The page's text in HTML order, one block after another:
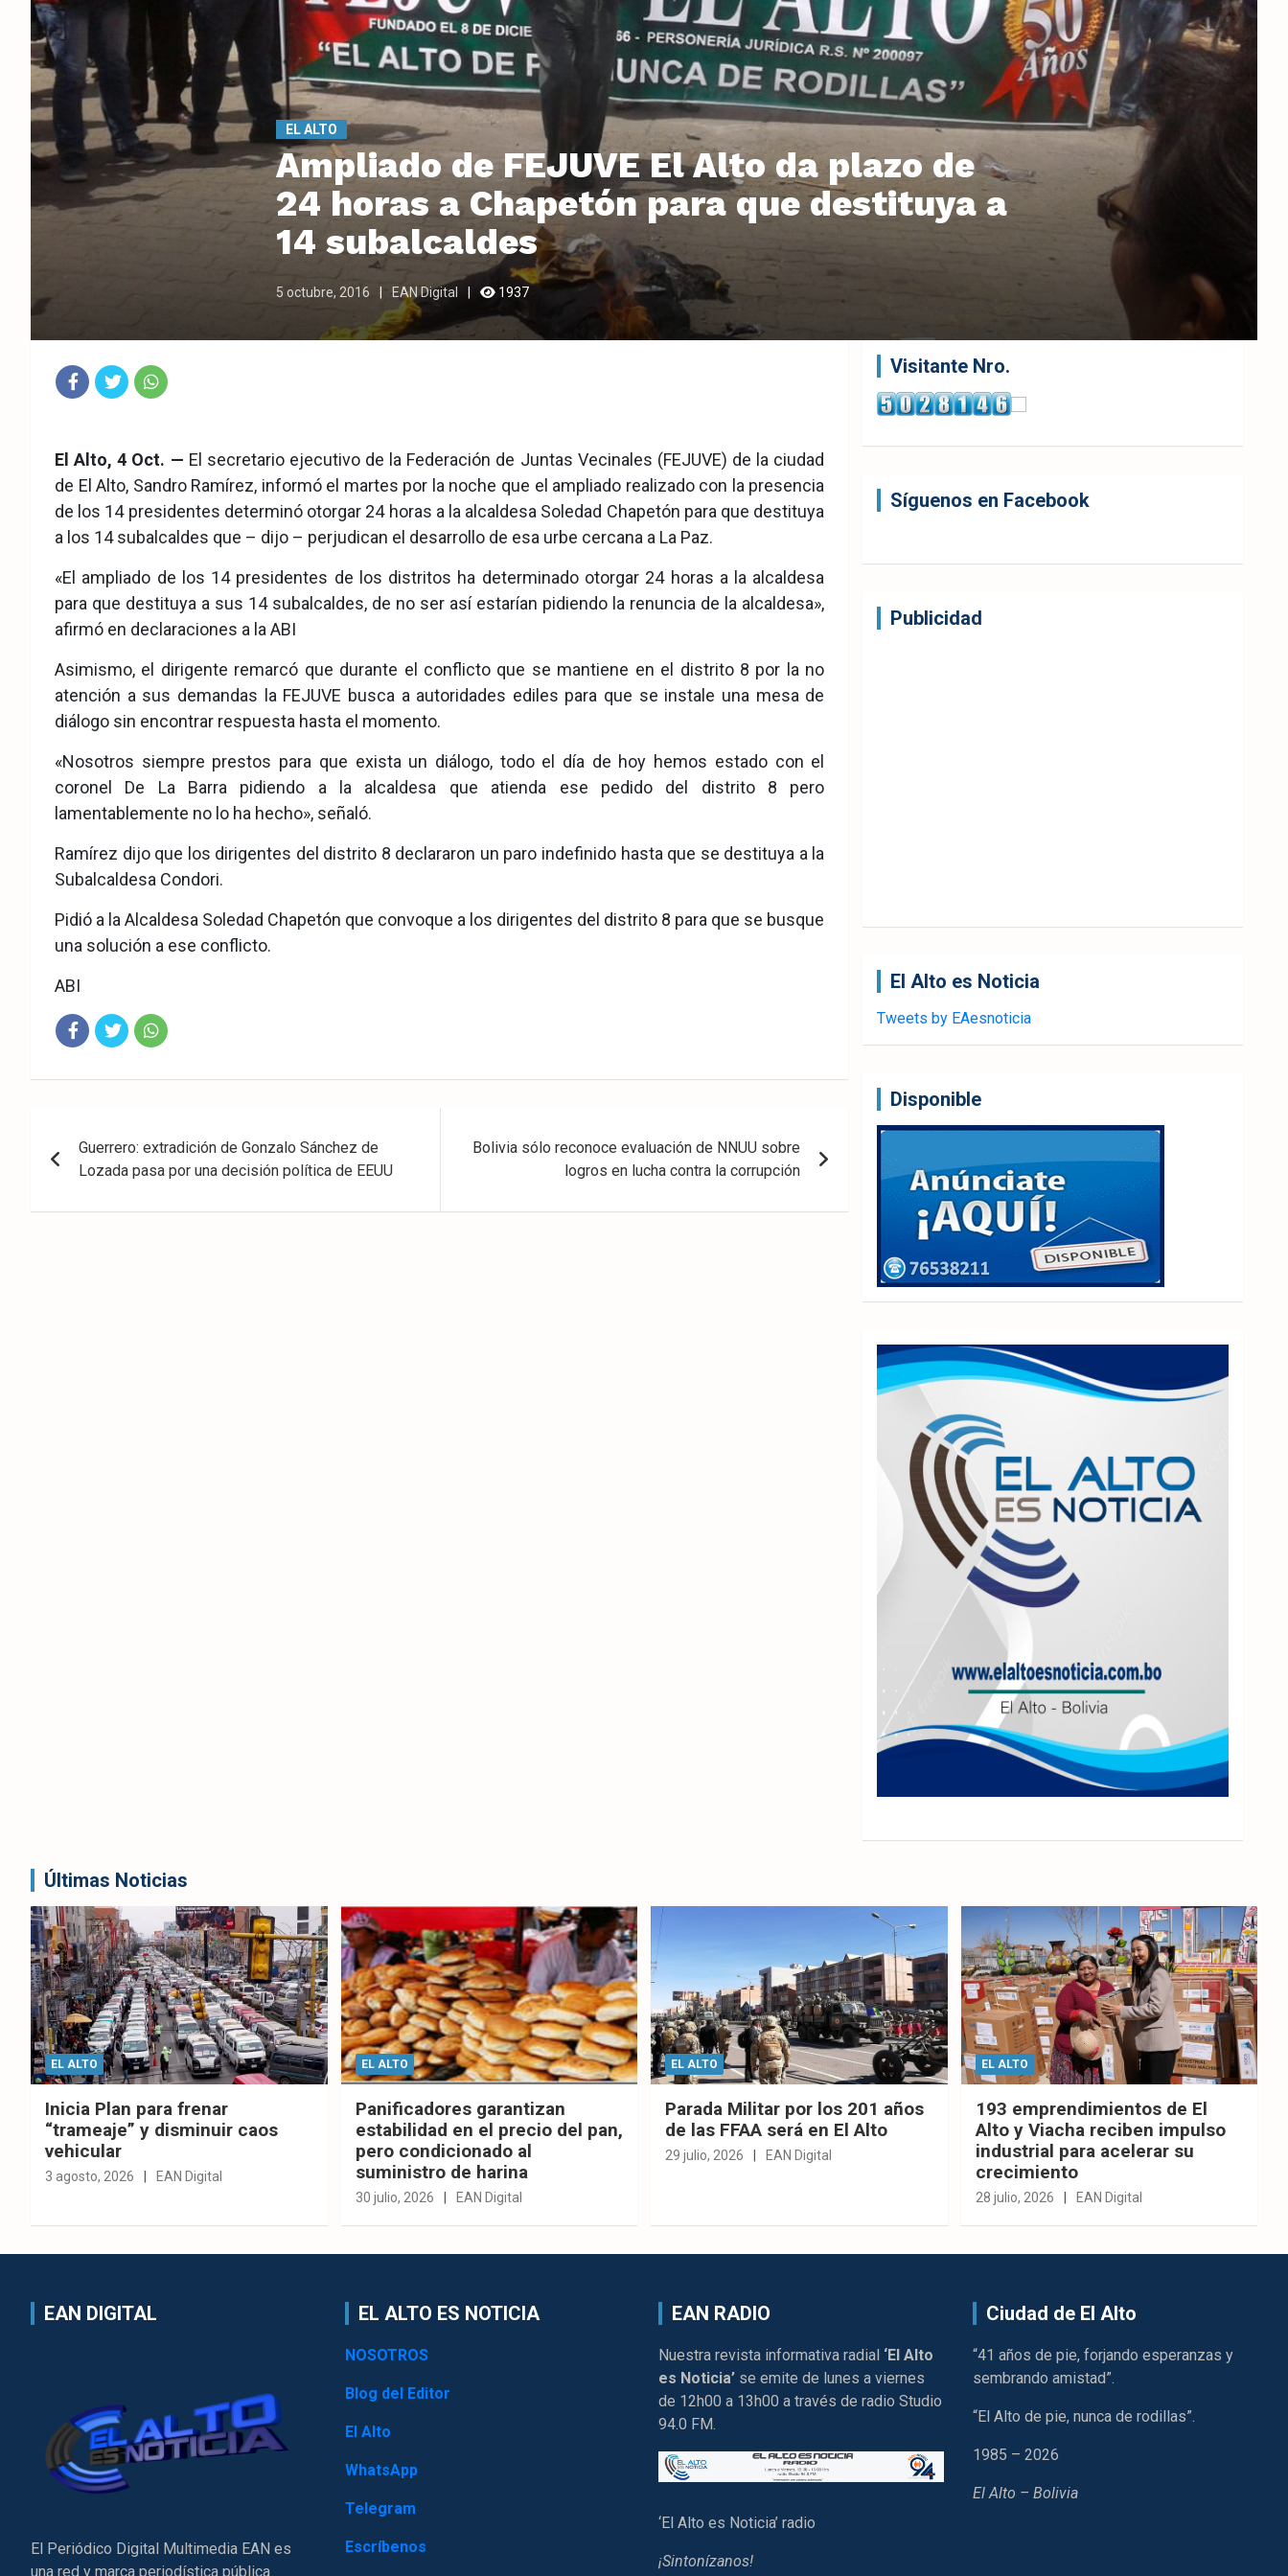
EL ALTO
Ampliado de FEJUVE El Alto da plazo de
24 horas a Chapetón para que destituya a
14 subalcaldes
5 octubre, 2016 EAN Digital 1937
eb
ook
tsA
pp
El Alto, 4 Oct. — El secretario ejecutivo de la Federación de Juntas Vecinales (FEJUVE) de la ciudad
de El Alto, Sandro Ramírez, informó el martes por la noche que el ampliado realizado con la presencia
de los 14 presidentes determinó otorgar 24 horas a la alcaldesa Soledad Chapetón para que destituya
a los 14 subalcaldes que – dijo – perjudican el desarrollo de esa urbe cercana a La Paz.
«El ampliado de los 14 presidentes de los distritos ha determinado otorgar 24 horas a la alcaldesa
para que destituya a sus 14 subalcaldes, de no ser así estarían pidiendo la renuncia de la alcaldesa»,
afirmó en declaraciones a la ABI
Asimismo, el dirigente remarcó que durante el conflicto que se mantiene en el distrito 8 por la no
atención a sus demandas la FEJUVE busca a autoridades ediles para que se instale una mesa de
diálogo sin encontrar respuesta hasta el momento.
«Nosotros siempre prestos para que exista un diálogo, todo el día de hoy hemos estado con el
coronel De La Barra pidiendo a la alcaldesa que atienda ese pedido del distrito 8 pero
lamentablemente no lo ha hecho», señaló.
Ramírez dijo que los dirigentes del distrito 8 declararon un paro indefinido hasta que se destituya a la
Subalcaldesa Condori.
Pidió a la Alcaldesa Soledad Chapetón que convoque a los dirigentes del distrito 8 para que se busque
una solución a ese conflicto.
ABI
de
Guerrero: extradición de Gonzalo Sánchez de
Lozada pasa por una decisión política de EEUU
Bolivia sólo reconoce evaluación de NNUU sobre
logros en lucha contra la corrupción
Visitante Nro.
Síguenos en Facebook
Publicidad
El Alto es Noticia
Tweets by EAesnoticia
Disponible
Últimas Noticias
EL ALTO
Inicia Plan para frenar
“trameaje” y disminuir caos
vehicular
3 agosto, 2026 EAN Digital
EL ALTO
Panificadores garantizan
estabilidad en el precio del pan,
pero condicionado al
suministro de harina
30 julio, 2026 EAN Digital
EL ALTO
Parada Militar por los 201 años
de las FFAA será en El Alto
29 julio, 2026 EAN Digital
EL ALTO
193 emprendimientos de El
Alto y Viacha reciben impulso
industrial para acelerar su
crecimiento
28 julio, 2026 EAN Digital
EAN DIGITAL
El Periódico Digital Multimedia EAN es
una red y marca periodística pública
EL ALTO ES NOTICIA
NOSOTROS
Blog del Editor
El Alto
WhatsApp
Telegram
Escríbenos
EAN RADIO
Nuestra revista informativa radial ‘El Alto
es Noticia’ se emite de lunes a viernes
de 12h00 a 13h00 a través de radio Studio
94.0 FM.
‘El Alto es Noticia’ radio
¡Sintonízanos!
Ciudad de El Alto
“41 años de pie, forjando esperanzas y
sembrando amistad”.
“El Alto de pie, nunca de rodillas”.
1985 – 2026
El Alto – Bolivia